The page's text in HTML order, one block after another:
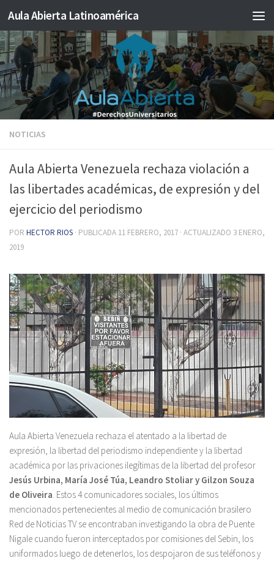
Saltar al contenido
Aula Abierta Latinoamérica
NOTICIAS
Aula Abierta Venezuela rechaza violación a
las libertades académicas, de expresión y del
ejercicio del periodismo
POR HECTOR RIOS · PUBLICADA 11 FEBRERO, 2017 · ACTUALIZADO 3 ENERO,
2019
Aula Abierta Venezuela rechaza el atentado a la libertad de
expresión, la libertad del periodismo independiente y la libertad
académica por las privaciones ilegítimas de la libertad del profesor
Jesús Urbina, María José Túa, Leandro Stoliar y Gilzon Souza
de Oliveira. Estos 4 comunicadores sociales, los últimos
mencionados pertenecientes al medio de comunicación brasilero
Red de Noticias TV se encontraban investigando la obra de Puente
Nigale cuando fueron interceptados por comisiones del Sebin, los
uniformados luego de detenerlos, los despojaron de sus teléfonos y